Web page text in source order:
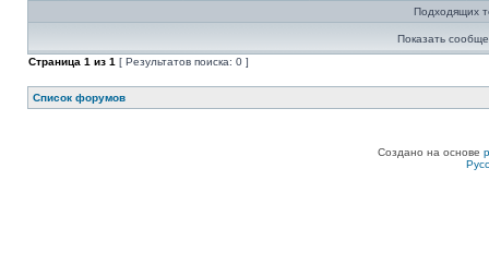
Подходящих
Показать
Страница 1 из 1 [ Результатов поиска: 0 ]
Список форумов
Создано на основе